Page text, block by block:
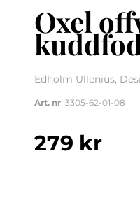
Oxel
Edholm Ullenius,
Art. nr: 3305-62-01-08
279 kr